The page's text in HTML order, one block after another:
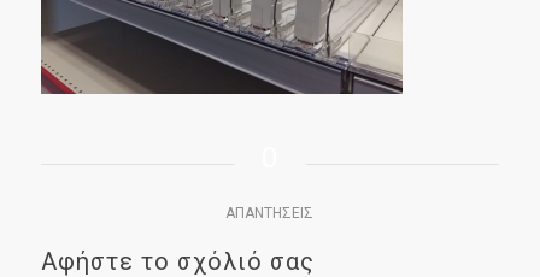
ΑΠΑΝΤΉΣΕΙΣ
Αφήστε το σχόλιό σας